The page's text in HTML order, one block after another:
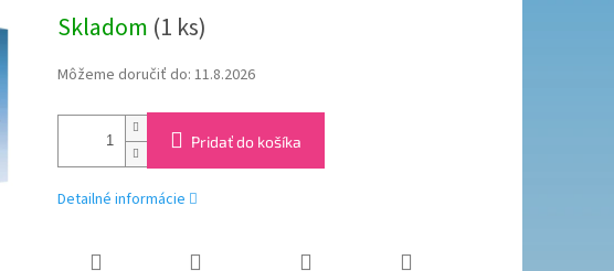
cena:
Skladom (1 ks)
Môžeme doručiť do: 11.8.2026
Pridať do košíka
Detailné informácie